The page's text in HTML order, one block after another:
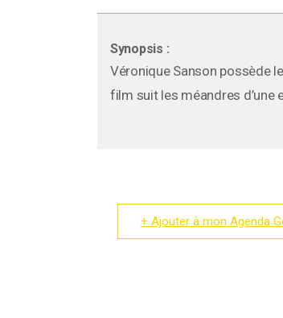
Synopsis :
Véronique Sanson possède
film suit les méandres d’une
+ Ajouter à mon Agenda